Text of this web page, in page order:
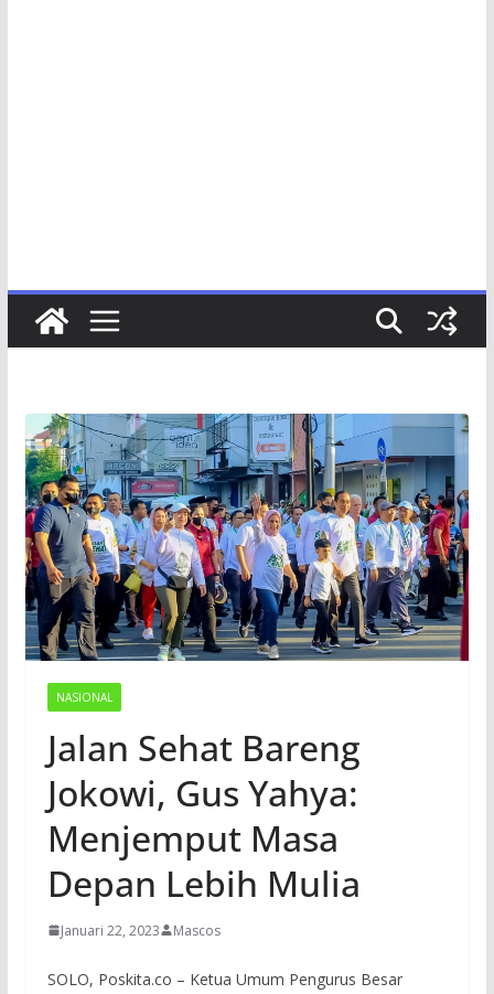
NASIONAL
Jalan Sehat Bareng
Jokowi, Gus Yahya:
Menjemput Masa
Depan Lebih Mulia
Januari 22, 2023 Mascos
SOLO, Poskita.co – Ketua Umum Pengurus Besar